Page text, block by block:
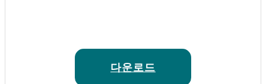
다운로드